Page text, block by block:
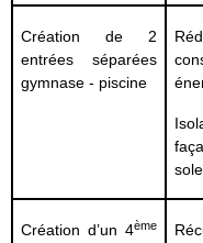
Création de 2
entrées séparées
gymnase - piscine
Création d’un 4ème